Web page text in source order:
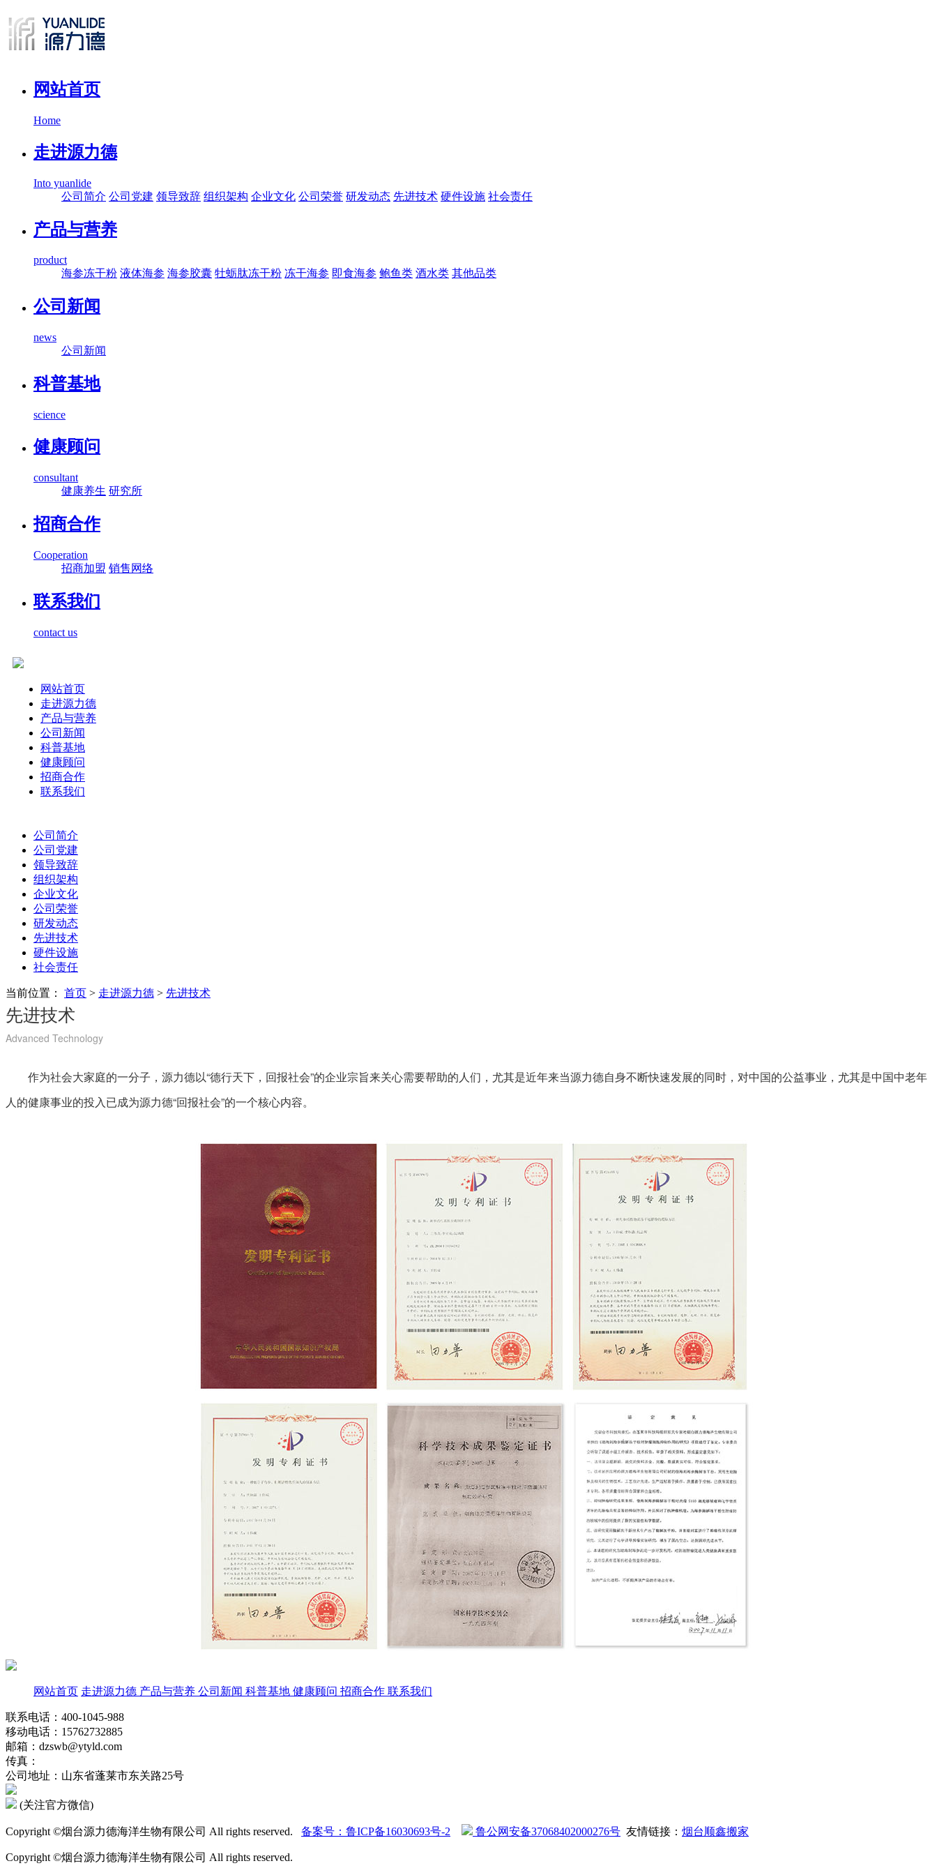
网站首页
Home
走进源力德
Into yuanlide
公司简介 公司党建 领导致辞 组织架构 企业文化 公司荣誉 研发动态 先进技术 硬件设施 社会责任
产品与营养
product
海参冻干粉 液体海参 海参胶囊 牡蛎肽冻干粉 冻干海参 即食海参 鲍鱼类 酒水类 其他品类
公司新闻
news
公司新闻
科普基地
science
健康顾问
consultant
健康养生 研究所
招商合作
Cooperation
招商加盟 销售网络
联系我们
contact us
网站首页
走进源力德
产品与营养
公司新闻
科普基地
健康顾问
招商合作
联系我们
公司简介
公司党建
领导致辞
组织架构
企业文化
公司荣誉
研发动态
先进技术
硬件设施
社会责任
当前位置： 首页 > 走进源力德 > 先进技术
先进技术
Advanced Technology
作为社会大家庭的一分子，源力德以“德行天下，回报社会”的企业宗旨来关心需要帮助的人们，尤其是近年来当源力德自身不断快速发展的同时，对中国的公益事业，尤其是中国中老年
人的健康事业的投入已成为源力德“回报社会”的一个核心内容。
网站首页 走进源力德 产品与营养 公司新闻 科普基地 健康顾问 招商合作 联系我们
联系电话：400-1045-988
移动电话：15762732885
邮箱：dzswb@ytyld.com
传真：
公司地址：山东省蓬莱市东关路25号
(关注官方微信)
Copyright ©烟台源力德海洋生物有限公司 All rights reserved. 备案号：鲁ICP备16030693号-2 鲁公网安备37068402000276号 友情链接： 烟台顺鑫搬家
Copyright ©烟台源力德海洋生物有限公司 All rights reserved.